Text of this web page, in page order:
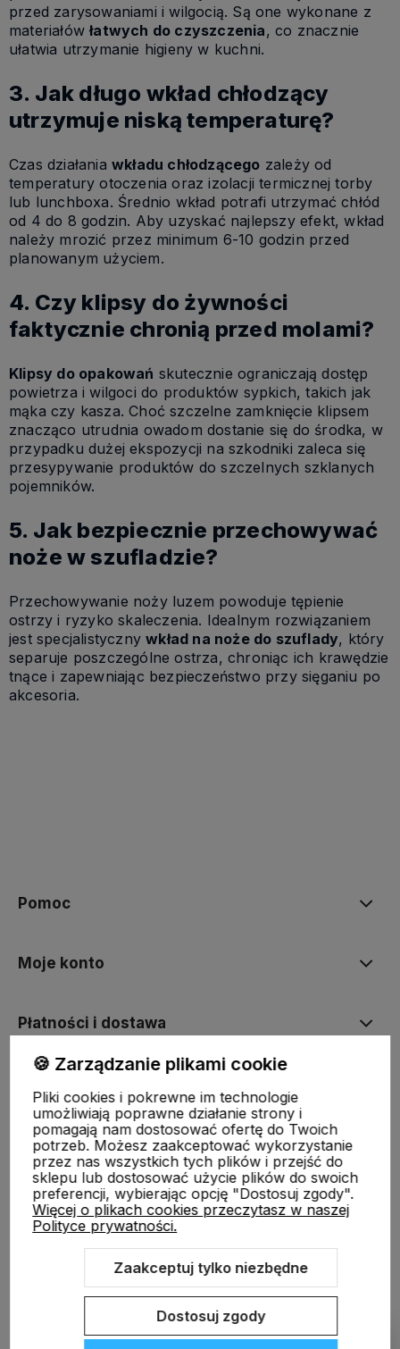
przed zarysowaniami i wilgocią. Są one wykonane z
materiałówłatwych do czyszczenia, co znacznie
ułatwia utrzymanie higieny w kuchni.
3. Jak długo wkład chłodzący
utrzymuje niską temperaturę?
Czas działania wkładu chłodzącego zależy od
temperatury otoczenia oraz izolacji termicznej torby
lub lunchboxa. Średnio wkład potrafi utrzymać chłód
od 4 do 8 godzin. Aby uzyskać najlepszy efekt, wkład
należy mrozić przez minimum 6-10 godzin przed
planowanym użyciem.
4. Czy klipsy do żywności
faktycznie chronią przed molami?
Klipsy do opakowań skutecznie ograniczają dostęp
powietrza i wilgoci do produktów sypkich, takich jak
mąka czy kasza. Choć szczelne zamknięcie klipsem
znacząco utrudnia owadom dostanie się do środka, w
przypadku dużej ekspozycji na szkodniki zaleca się
przesypywanie produktów do szczelnych szklanych
pojemników.
5. Jak bezpiecznie przechowywać
noże w szufladzie?
Przechowywanie noży luzem powoduje tępienie
ostrzy i ryzyko skaleczenia. Idealnym rozwiązaniem
jest specjalistycznywkład na noże do szuflady, który
separuje poszczególne ostrza, chroniąc ich krawędzie
tnące i zapewniając bezpieczeństwo przy sięganiu po
akcesoria.
Pomoc
Moje konto
Płatności i dostawa
O nas
Sklep internetowy Shoper.pl Szablon Shoper Modern 3.0™
🍪 Zarządzanie plikami cookie
Pliki cookies i pokrewne im technologie
umożliwiają poprawne działanie strony i
pomagają nam dostosować ofertę do Twoich
potrzeb. Możesz zaakceptować wykorzystanie
przez nas wszystkich tych plików i przejść do
sklepu lub dostosować użycie plików do swoich
preferencji, wybierając opcję "Dostosuj zgody".
Więcej o plikach cookies przeczytasz w naszej
Polityce prywatności.
Zaakceptuj tylko niezbędne
Dostosuj zgody
ODBIERZ RABAT 5% NA PIERWSZE ZAKUPY!